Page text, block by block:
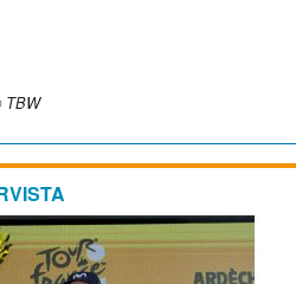
TBW